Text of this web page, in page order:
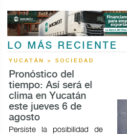
LO MÁS RECIENTE
YUCATÁN > SOCIEDAD
Pronóstico del
tiempo: Así será el
clima en Yucatán
este jueves 6 de
agosto
Persiste la posibilidad de